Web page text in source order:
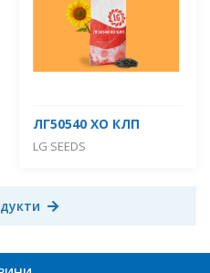
ЛГ50540 ХО КЛП
LG SEEDS